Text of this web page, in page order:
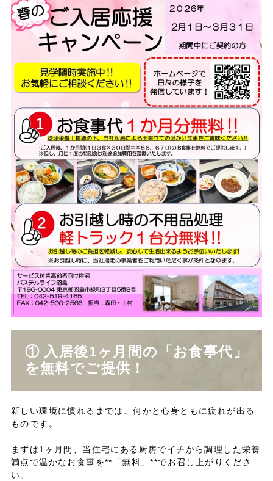
① 入居後1ヶ月間の「お食事代」
を無料でご提供！
新しい環境に慣れるまでは、何かと心身ともに疲れが出る
ものです。
まずは1ヶ月間、当住宅にある厨房でイチから調理した栄養
満点で温かなお食事を**「無料」**でお召し上がりくださ
い。